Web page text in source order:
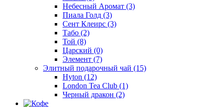
Небесный Аромат (3)
Пиала Голд (3)
Сент Клеирс (3)
Табо (2)
Той (8)
Царский (0)
Элемент (7)
Элитный подарочный чай (15)
Hyton (12)
London Tea Club (1)
Черный дракон (2)